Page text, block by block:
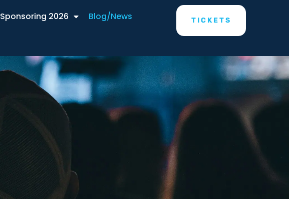
Sponsoring 2026
Blog/News
TICKETS